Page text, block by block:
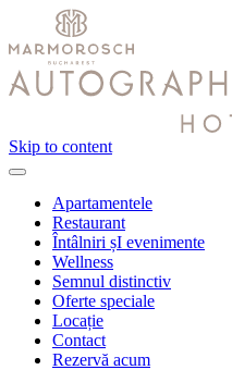
Skip to content
Apartamentele
Restaurant
Întâlniri șI evenimente
Wellness
Semnul distinctiv
Oferte speciale
Locație
Contact
Rezervă acum